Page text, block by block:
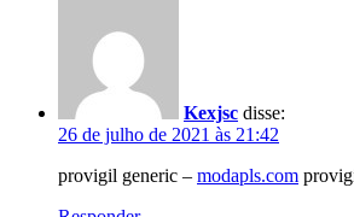
Kexjsc disse:
26 de julho de 2021 às 21:42
provigil generic – modapls.com